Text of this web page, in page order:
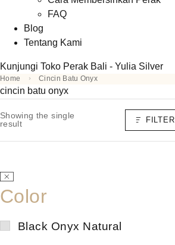
FAQ
Blog
Tentang Kami
Kunjungi Toko Perak Bali - Yulia Silver
Home Cincin Batu Onyx
cincin batu onyx
Showing the single
result
FILTER
Color
Black Onyx Natural